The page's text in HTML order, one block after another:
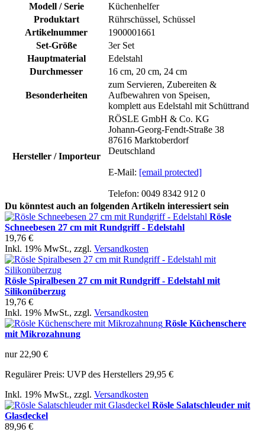
Modell / Serie
Küchenhelfer
Produktart
Rührschüssel, Schüssel
Artikelnummer
1900001661
Set-Größe
3er Set
Hauptmaterial
Edelstahl
Durchmesser
16 cm, 20 cm, 24 cm
Besonderheiten
zum Servieren, Zubereiten &
Aufbewahren von Speisen,
komplett aus Edelstahl mit Schüttrand
Hersteller / Importeur
RÖSLE GmbH & Co. KG
Johann-Georg-Fendt-Straße 38
87616 Marktoberdorf
Deutschland
E-Mail: [email protected]
Telefon: 0049 8342 912 0
Du könntest auch an folgenden Artikeln interessiert sein
Rösle
Schneebesen 27 cm mit Rundgriff - Edelstahl
19,76 €
Inkl. 19% MwSt., zzgl. Versandkosten
Rösle Spiralbesen 27 cm mit Rundgriff - Edelstahl mit
Silikonüberzug
19,76 €
Inkl. 19% MwSt., zzgl. Versandkosten
Rösle Küchenschere
mit Mikrozahnung
nur 22,90 €
Regulärer Preis: UVP des Herstellers 29,95 €
Inkl. 19% MwSt., zzgl. Versandkosten
Rösle Salatschleuder mit
Glasdeckel
89,96 €